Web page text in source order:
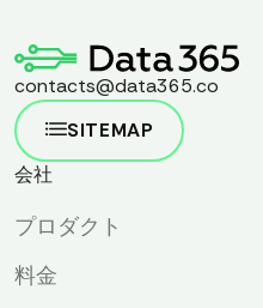
contacts@data365.co
SITEMAP
会社
プロダクト
料金